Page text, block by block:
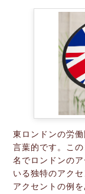
東ロンドンの労
言葉的です。こ
名でロンドンの
いる独特のアク
アクセントの例